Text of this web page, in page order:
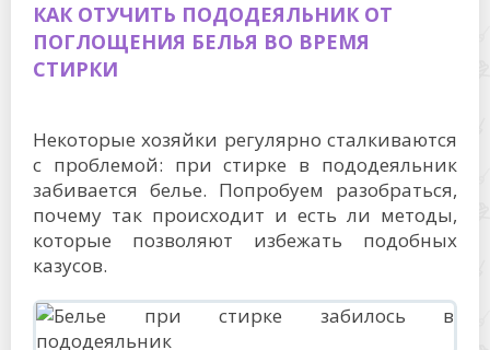
КАК ОТУЧИТЬ ПОДОДЕЯЛЬНИК ОТ
ПОГЛОЩЕНИЯ БЕЛЬЯ ВО ВРЕМЯ
СТИРКИ
Некоторые хозяйки регулярно сталкиваются
с проблемой: при стирке в пододеяльник
забивается белье. Попробуем разобраться,
почему так происходит и есть ли методы,
которые позволяют избежать подобных
казусов.